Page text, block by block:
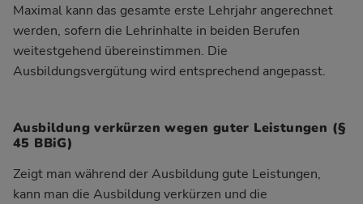
Maximal kann das gesamte erste Lehrjahr angerechnet
werden, sofern die Lehrinhalte in beiden Berufen
weitestgehend übereinstimmen. Die
Ausbildungsvergütung wird entsprechend angepasst.
Ausbildung verkürzen wegen guter Leistungen (§
45 BBiG)
Zeigt man während der Ausbildung gute Leistungen,
kann man die Ausbildung verkürzen und die